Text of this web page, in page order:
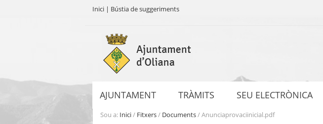
Inici | Bústia de suggeriments
contingut.
navegació
AJUNTAMENT TRÀMITS SEU ELECTRÒNICA
Sou a: Inici/ Fitxers/ Documents/Anunciaprovaciinicial.pdf